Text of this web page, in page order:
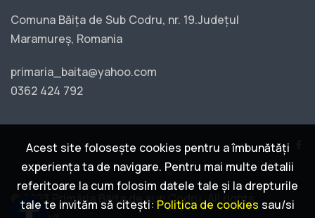
Comuna Băița de Sub Codru, nr. 19.Județul
Maramureș, Romania
primaria_baita@yahoo.com
0362 424 792
© 2023 Primăria Băița de sub Codru. All rights
Acest site folosește cookies pentru a îmbunătăți
experiența ta de navigare. Pentru mai multe detalii
referitoare la cum folosim datele tale și la drepturile
tale te invităm să citești: Politica de cookies sau/si